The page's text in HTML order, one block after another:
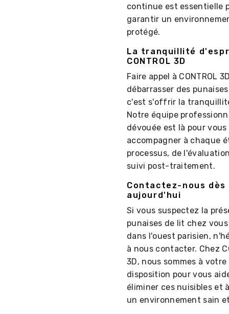
continue est essentielle
garantir un
protégé.
La tranquillité
CONTROL 3D
Faire appel à CONTROL
débarrasser des
c'est s'offrir la
Notre équipe
dévouée est là pour vous
accompagner à chaque
processus, de
suivi post-traitement.
Contactez-nous dès
aujourd'hui
Si vous suspectez la
punaises de lit chez
dans l'ouest parisien,
à nous contacter. Chez
3D, nous sommes à votre
disposition pour vous
éliminer ces nuisibles et
un environnement sain